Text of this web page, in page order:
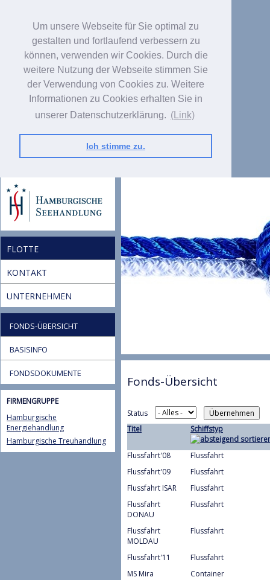
Um unsere Webseite für Sie optimal zu
gestalten und fortlaufend verbessern zu
können, verwenden wir Cookies. Durch die
weitere Nutzung der Webseite stimmen Sie
der Verwendung von Cookies zu. Weitere
Informationen zu Cookies erhalten Sie in
unserer Datenschutzerklärung. (Link)
Ich stimme zu.
FLOTTE
KONTAKT
UNTERNEHMEN
FONDS-ÜBERSICHT
BASISINFO
FONDSDOKUMENTE
FIRMENGRUPPE
Hamburgische
Energiehandlung
Hamburgische Treuhandlung
Fonds-Übersicht
Status
Titel
Schiffstyp
Flussfahrt'08
Flussfahrt
Flussfahrt'09
Flussfahrt
Flussfahrt ISAR
Flussfahrt
Flussfahrt
DONAU
Flussfahrt
Flussfahrt
MOLDAU
Flussfahrt
Flussfahrt'11
Flussfahrt
MS Mira
Container